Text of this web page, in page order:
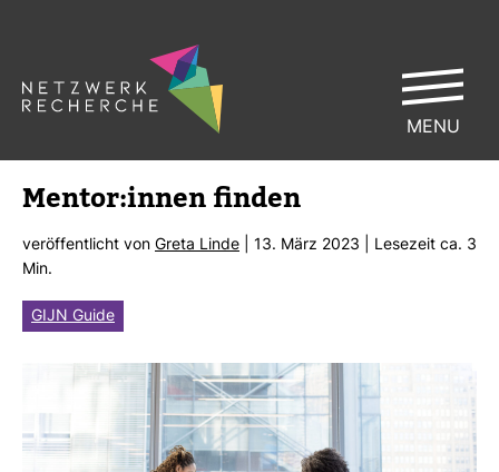
Mentor:innen finden
ver­öf­fent­licht von Greta Linde | 13. März 2023 | Lese­zeit ca. 3
Min.
GIJN Guide
MENU